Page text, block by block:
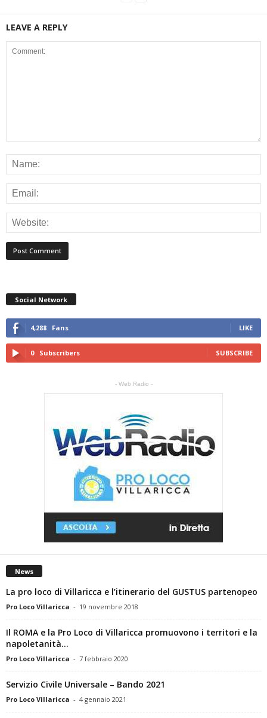
LEAVE A REPLY
Social Network
4,288 Fans LIKE
0 Subscribers SUBSCRIBE
- Web Radio -
News
La pro loco di Villaricca e l’itinerario del GUSTUS partenopeo
Pro Loco Villaricca - 19 novembre 2018
Il ROMA e la Pro Loco di Villaricca promuovono i territori e la
napoletanità...
Pro Loco Villaricca - 7 febbraio 2020
Servizio Civile Universale – Bando 2021
Pro Loco Villaricca - 4 gennaio 2021